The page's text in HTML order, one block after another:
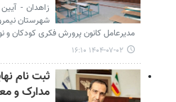
شهرستان
مدیرعامل کانون پرورش فکری کودکان و
۱۴۰۴-۰۷-۰۲ ۱۶:۱۰
ثبت نام
مدارک و